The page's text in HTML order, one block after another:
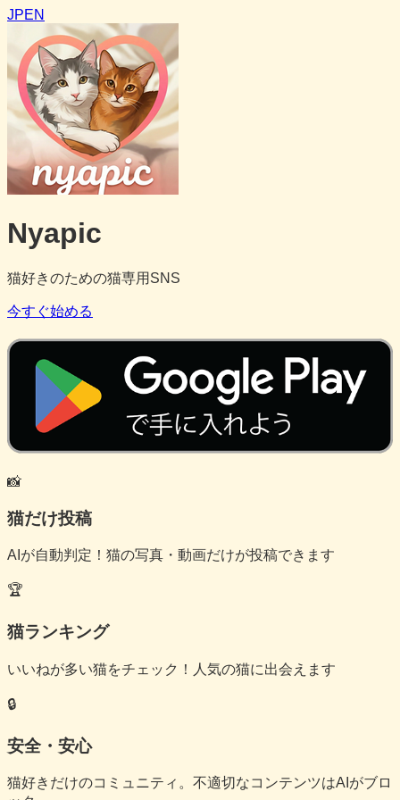
JPEN
Nyapic
猫好きのための猫専用SNS
今すぐ始める
📸
猫だけ投稿
AIが自動判定！猫の写真・動画だけが投稿できます
🏆
猫ランキング
いいねが多い猫をチェック！人気の猫に出会えます
🔒
安全・安心
猫好きだけのコミュニティ。不適切なコンテンツはAIがブロ